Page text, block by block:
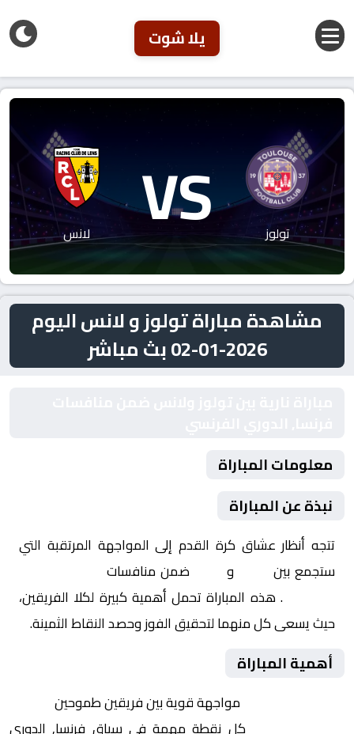
يلا شوت
تولوز VS لانس
مشاهدة مباراة تولوز و لانس اليوم
2026-01-02 بث مباشر
معلومات المباراة
نبذة عن المباراة
تتجه أنظار عشاق كرة القدم إلى المواجهة المرتقبة التي
ستجمع بين
و ضمن منافسات
. هذه المباراة تحمل أهمية كبيرة لكلا الفريقين،
حيث يسعى كل منهما لتحقيق الفوز وحصد النقاط الثمينة.
أهمية المباراة
مواجهة قوية بين فريقين طموحين
كل نقطة مهمة في سباق فرنسا, الدوري